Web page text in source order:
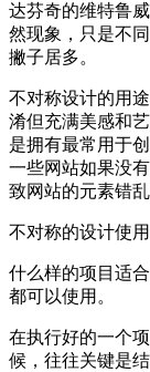
达芬奇的维特鲁
然现象，只是不
撇子居多。
不对称设计的用
淆但充满美感和
是拥有最常用于
一些网站如果没
致网站的元素错乱
不对称的设计使用
什么样的项目适
都可以使用。
在执行好的一个
候，往往关键是